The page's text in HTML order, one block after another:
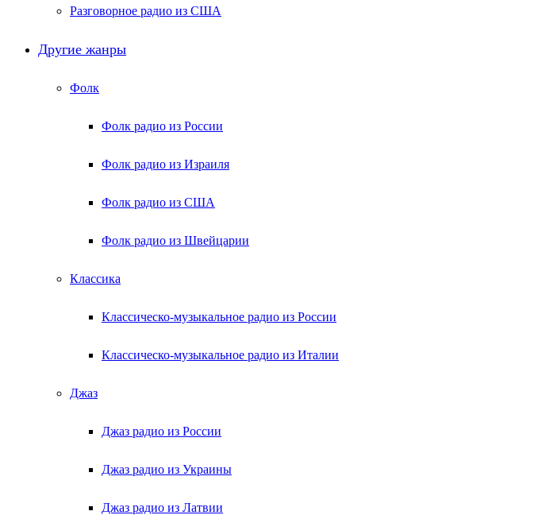
Разговорное радио из США
Другие жанры
Фолк
Фолк радио из России
Фолк радио из Израиля
Фолк радио из США
Фолк радио из Швейцарии
Классика
Классическо-музыкальное радио из России
Классическо-музыкальное радио из Италии
Джаз
Джаз радио из России
Джаз радио из Украины
Джаз радио из Латвии